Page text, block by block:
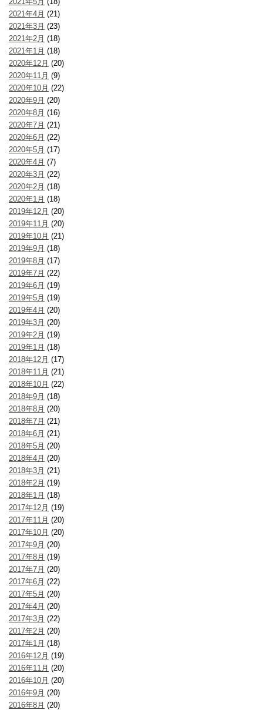
2021年4月 (21)
2021年3月 (23)
2021年2月 (18)
2021年1月 (18)
2020年12月 (20)
2020年11月 (9)
2020年10月 (22)
2020年9月 (20)
2020年8月 (16)
2020年7月 (21)
2020年6月 (22)
2020年5月 (17)
2020年4月 (7)
2020年3月 (22)
2020年2月 (18)
2020年1月 (18)
2019年12月 (20)
2019年11月 (20)
2019年10月 (21)
2019年9月 (18)
2019年8月 (17)
2019年7月 (22)
2019年6月 (19)
2019年5月 (19)
2019年4月 (20)
2019年3月 (20)
2019年2月 (19)
2019年1月 (18)
2018年12月 (17)
2018年11月 (21)
2018年10月 (22)
2018年9月 (18)
2018年8月 (20)
2018年7月 (21)
2018年6月 (21)
2018年5月 (20)
2018年4月 (20)
2018年3月 (21)
2018年2月 (19)
2018年1月 (18)
2017年12月 (19)
2017年11月 (20)
2017年10月 (20)
2017年9月 (20)
2017年8月 (19)
2017年7月 (20)
2017年6月 (22)
2017年5月 (20)
2017年4月 (20)
2017年3月 (22)
2017年2月 (20)
2017年1月 (18)
2016年12月 (19)
2016年11月 (20)
2016年10月 (20)
2016年9月 (20)
2016年8月 (20)